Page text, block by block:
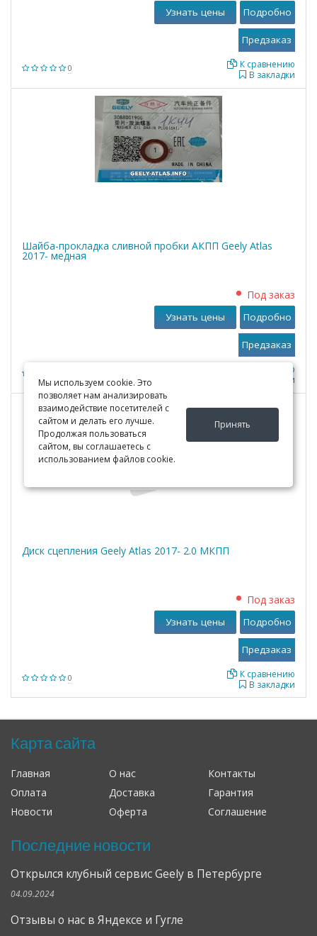
Мы используем cookie. Это
позволяет нам анализировать
взаимодействие посетителей с
сайтом и делать его лучше.
Продолжая пользоваться
сайтом, вы соглашаетесь с
использованием файлов cookie.
Принять
0
В закладки
К сравнению
Узнать цены Подробно
Шайба-прокладка сливной пробки АКПП Geely Atlas
2017- медная
Под заказ
В закладки
К сравнению
Узнать цены Подробно
Диск сцепления Geely Atlas 2017- 2.0 МКПП
0
Под заказ
В закладки
К сравнению
Узнать цены Подробно
Карта сайта
Главная О нас
Контакты
Оплата
Доставка
Гарантия
Новости
Оферта Соглашение
Последние новости
Открылся клубный сервис Geely в Петербурге
04.09.2024
Отзывы о нас в Яндексе и Гугле